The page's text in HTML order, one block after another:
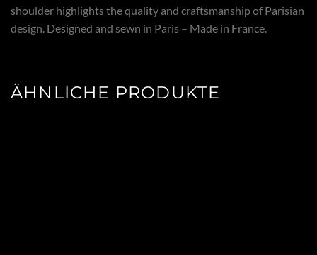
shoulder highlights the quality and craftsmanship of Parisian
design. Designed and sewn in Paris – Made in France.
ÄHNLICHE PRODUKTE